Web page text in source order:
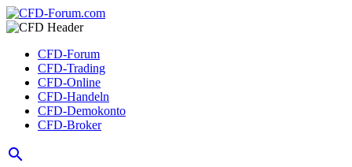
CFD-Forum
CFD-Trading
CFD-Online
CFD-Handeln
CFD-Demokonto
CFD-Broker
search